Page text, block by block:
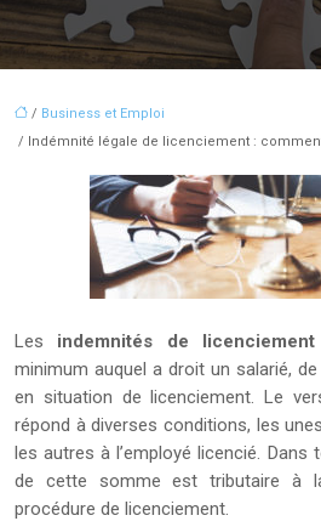
/ Business et Emploi
/ Indémnité légale de licenciement :
Les indemnités de licenciement
minimum auquel a droit un salarié,
en situation de licenciement. Le
répond à diverses conditions, les
les autres à l’employé licencié.
de cette somme est tributaire à
procédure de licenciement.